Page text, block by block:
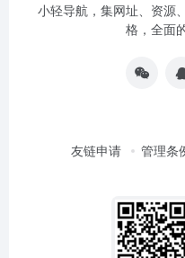
小轻导航，集网址、资源
格，全面
友链申请 管理条